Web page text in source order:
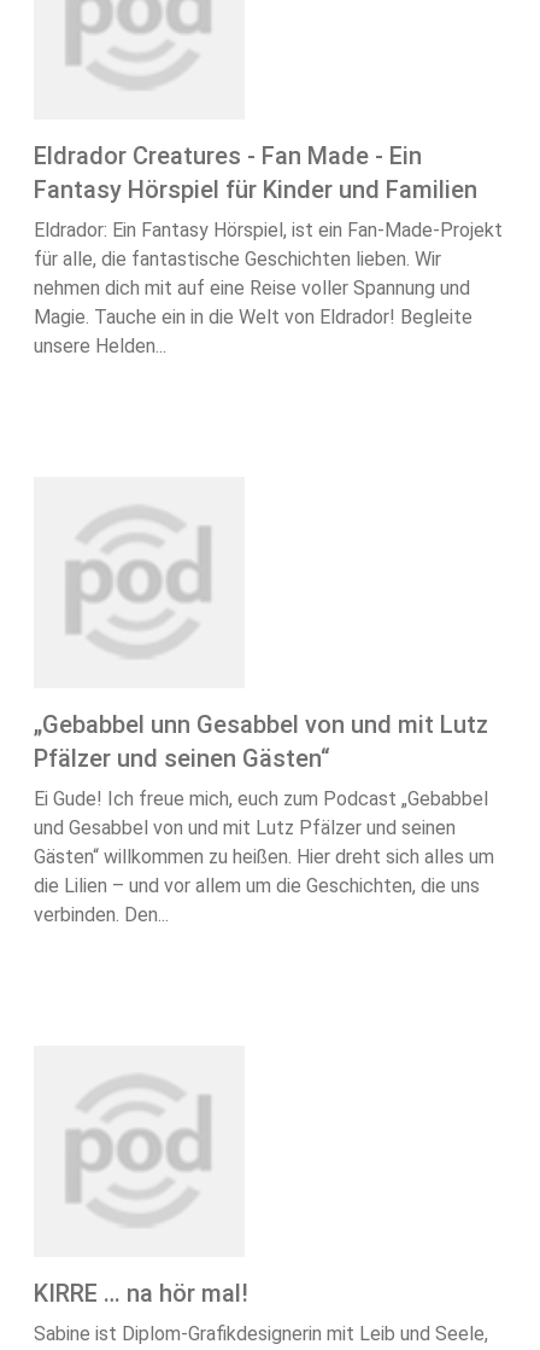
Eldrador Creatures - Fan Made - Ein
Fantasy Hörspiel für Kinder und Familien
Eldrador: Ein Fantasy Hörspiel, ist ein Fan-Made-Projekt
für alle, die fantastische Geschichten lieben. Wir
nehmen dich mit auf eine Reise voller Spannung und
Magie. Tauche ein in die Welt von Eldrador! Begleite
unsere Helden...
„Gebabbel unn Gesabbel von und mit Lutz
Pfälzer und seinen Gästen“
Ei Gude! Ich freue mich, euch zum Podcast „Gebabbel
und Gesabbel von und mit Lutz Pfälzer und seinen
Gästen“ willkommen zu heißen. Hier dreht sich alles um
die Lilien – und vor allem um die Geschichten, die uns
verbinden. Den...
KIRRE … na hör mal!
Sabine ist Diplom-Grafikdesignerin mit Leib und Seele,